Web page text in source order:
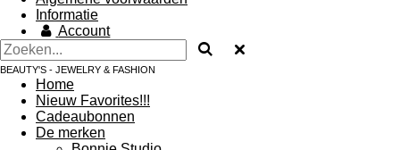
Informatie
Account
BEAUTY'S - JEWELRY & FASHION
Home
Nieuw Favorites!!!
Cadeaubonnen
De merken